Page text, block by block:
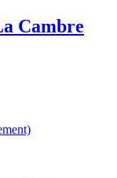
Cambre